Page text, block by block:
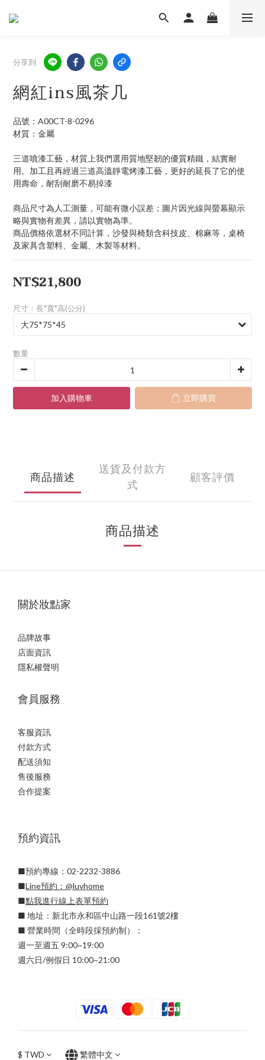
分享到
網紅ins風茶几
品號：A00CT-8-0296
材質：金屬
三道噴漆工藝，材質上我們選用質地堅韌的優質精鐵，結實耐
用。加工且再經過三道高溫靜電烤漆工藝，更好的延長了它的使
用壽命，耐刮耐磨不易掉漆
商品尺寸為人工測量，可能有微小誤差；圖片因光線與螢幕顯示
略與實物有差異，請以實物為準。
商品價格依選材不同計算，沙發與椅類含科技皮、棉麻等，桌椅
及家具含塑料、金屬、木製等材料。
NT$21,800
尺寸：長*寬*高(公分)
數量
加入購物車 立即購買
商品描述
送貨及付款方
式
顧客評價
商品描述
關於妝點家
品牌故事
店面資訊
隱私權聲明
會員服務
客服資訊
付款方式
配送須知
售後服務
合作提案
預約資訊
■預約專線：02-2232-3886
■Line預約： @luvhome
■點我進行線上表單預約
■ 地址：新北市永和區中山路一段161號2樓
■ 營業時間（全時段採預約制）：
週一至週五 9:00~19:00
週六日/例假日 10:00~21:00
$ TWD 繁體中文